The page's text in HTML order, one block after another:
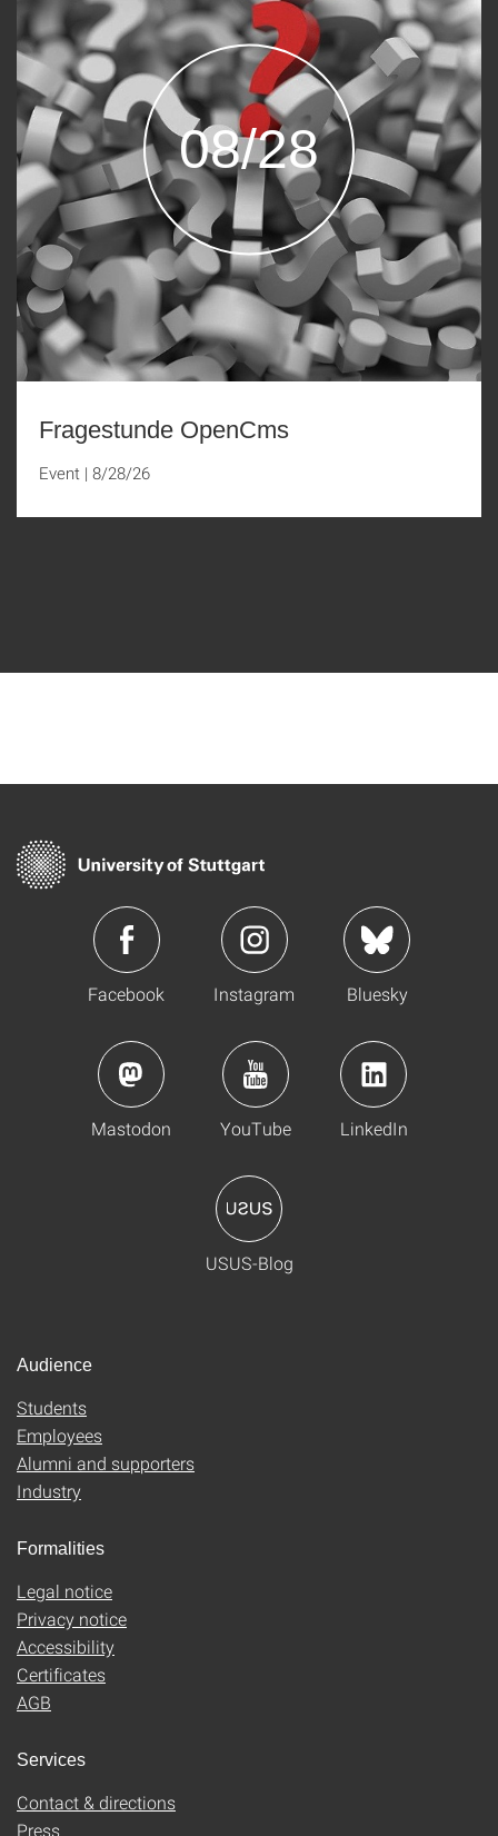
08/28
Fragestunde OpenCms
Event | 8/28/26
Facebook Instagram Bluesky
Mastodon YouTube LinkedIn
USUS-Blog
Audience
Students
Employees
Alumni and supporters
Industry
Formalities
Legal notice
Privacy notice
Accessibility
Certificates
AGB
Services
Contact & directions
Press